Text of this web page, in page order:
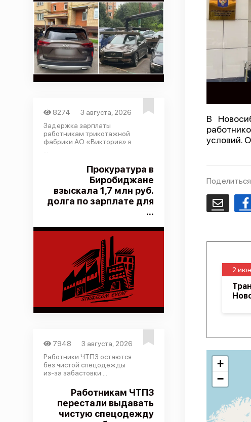
8274
3 августа, 2026
Задержка зарплаты
работникам трикотажной
фабрики АО «Виктория» в
Прокуратура в
Биробиджане
взыскала 1,7 млн руб.
долга по зарплате для
...
7948
3 августа, 2026
Работники ЧТПЗ остаются
без чистой спецодежды
из-за забастовки ...
Работникам ЧТПЗ
перестали выдавать
чистую спецодежду
В
условий.
Поделиться
Email
2
+
−